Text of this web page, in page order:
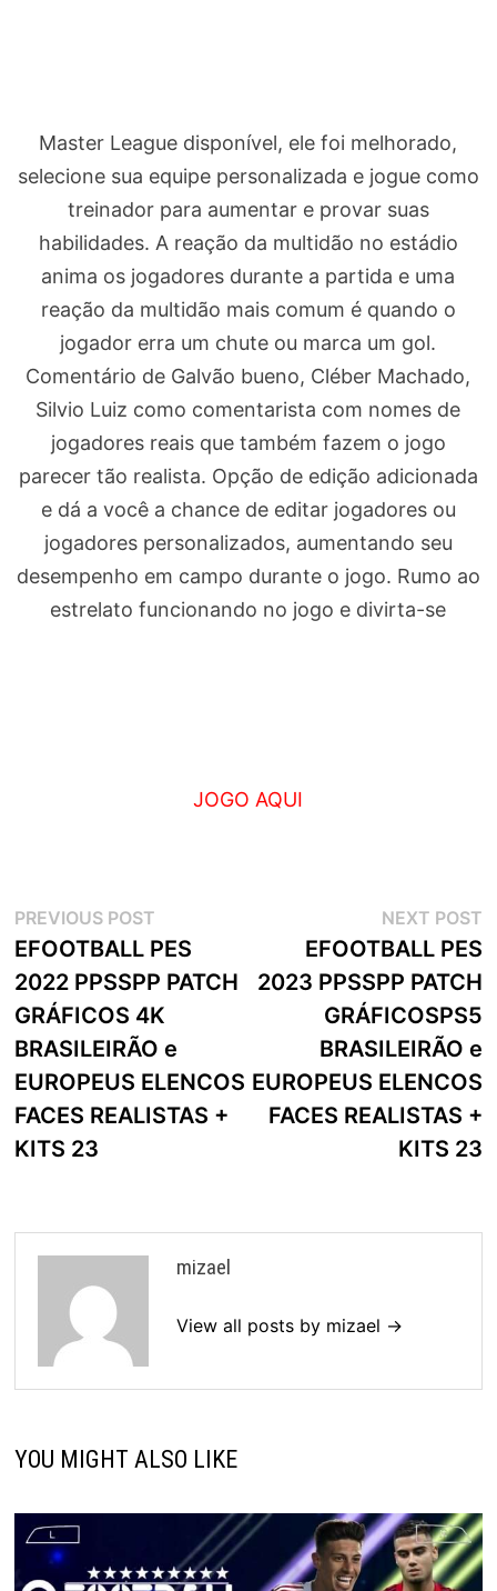
Master League disponível, ele foi melhorado,
selecione sua equipe personalizada e jogue como
treinador para aumentar e provar suas
habilidades. A reação da multidão no estádio
anima os jogadores durante a partida e uma
reação da multidão mais comum é quando o
jogador erra um chute ou marca um gol.
Comentário de Galvão bueno, Cléber Machado,
Silvio Luiz como comentarista com nomes de
jogadores reais que também fazem o jogo
parecer tão realista. Opção de edição adicionada
e dá a você a chance de editar jogadores ou
jogadores personalizados, aumentando seu
desempenho em campo durante o jogo. Rumo ao
estrelato funcionando no jogo e divirta-se
JOGO AQUI
Navegação
de
artigos
PREVIOUS POSTPrevious
post:
EFOOTBALL PES
2022 PPSSPP PATCH
GRÁFICOS 4K
BRASILEIRÃO e
EUROPEUS ELENCOS
FACES REALISTAS +
KITS 23
NEXT POST
EFOOTBALL PES
2023 PPSSPP PATCH
GRÁFICOSPS5
BRASILEIRÃO e
EUROPEUS ELENCOS
FACES REALISTAS +
KITS 23
mizael
View all posts by mizael →
YOU MIGHT ALSO LIKE